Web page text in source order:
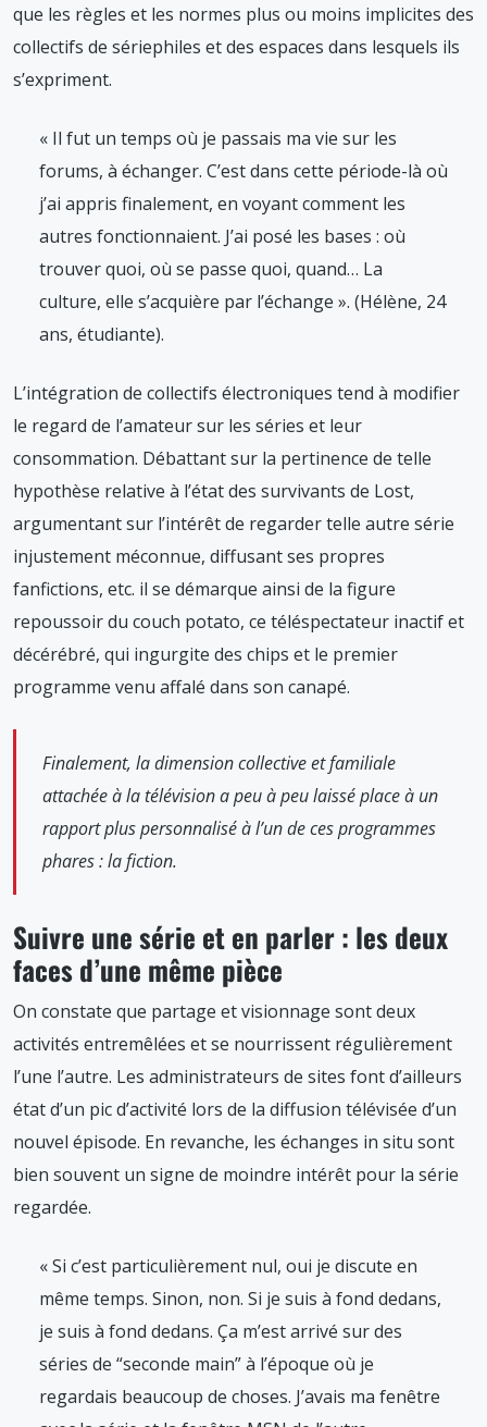
que les règles et les normes plus ou moins implicites des
collectifs de sériephiles et des espaces dans lesquels ils
s’expriment.
« Il fut un temps où je passais ma vie sur les
forums, à échanger. C’est dans cette période-là où
j’ai appris finalement, en voyant comment les
autres fonctionnaient. J’ai posé les bases : où
trouver quoi, où se passe quoi, quand… La
culture, elle s’acquière par l’échange ». (Hélène, 24
ans, étudiante).
L’intégration de collectifs électroniques tend à modifier
le regard de l’amateur sur les séries et leur
consommation. Débattant sur la pertinence de telle
hypothèse relative à l’état des survivants de Lost,
argumentant sur l’intérêt de regarder telle autre série
injustement méconnue, diffusant ses propres
fanfictions, etc. il se démarque ainsi de la figure
repoussoir du couch potato, ce téléspectateur inactif et
décérébré, qui ingurgite des chips et le premier
programme venu affalé dans son canapé.
Finalement, la dimension collective et familiale
attachée à la télévision a peu à peu laissé place à un
rapport plus personnalisé à l’un de ces programmes
phares : la fiction.
Suivre une série et en parler : les deux
faces d’une même pièce
On constate que partage et visionnage sont deux
activités entremêlées et se nourrissent régulièrement
l’une l’autre. Les administrateurs de sites font d’ailleurs
état d’un pic d’activité lors de la diffusion télévisée d’un
nouvel épisode. En revanche, les échanges in situ sont
bien souvent un signe de moindre intérêt pour la série
regardée.
« Si c’est particulièrement nul, oui je discute en
même temps. Sinon, non. Si je suis à fond dedans,
je suis à fond dedans. Ça m’est arrivé sur des
séries de “seconde main” à l’époque où je
regardais beaucoup de choses. J’avais ma fenêtre